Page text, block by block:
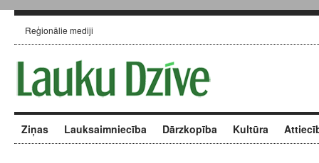
Reģionālie mediji
Ziņas Lauksaimniecība Dārzkopība Kultūra